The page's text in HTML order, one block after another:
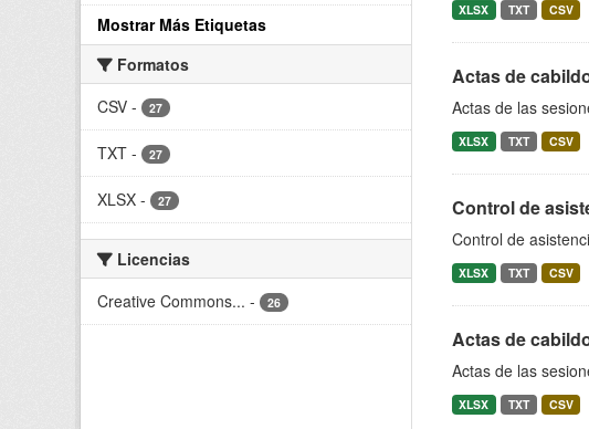
Mostrar Más Etiquetas
Formatos
CSV - 27
TXT - 27
XLSX - 27
Licencias
Creative Commons... - 26
XLSX TXT CSV
Actas de
Actas de las
XLSX TXT CSV
Control de
Control de
XLSX TXT CSV
Actas de
Actas de las
XLSX TXT CSV